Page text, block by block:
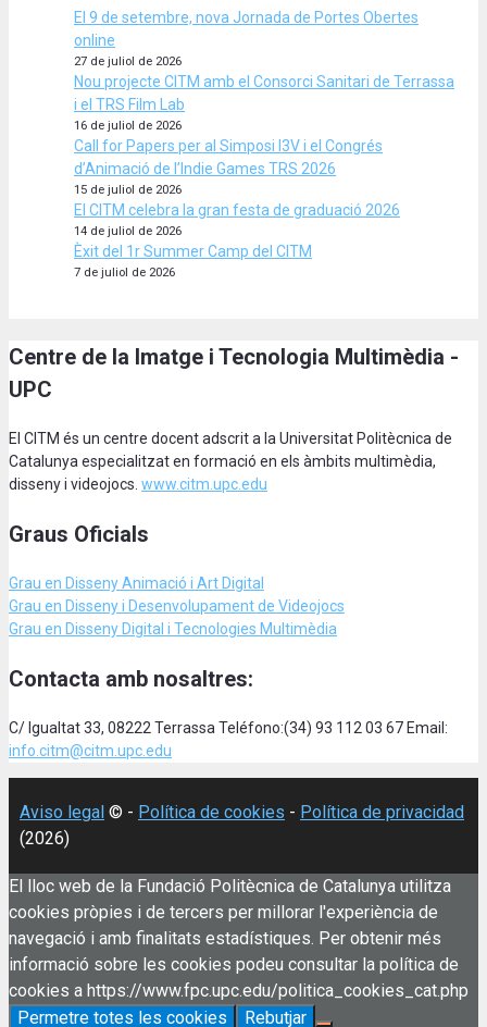
El 9 de setembre, nova Jornada de Portes Obertes
online
27 de juliol de 2026
Nou projecte CITM amb el Consorci Sanitari de Terrassa
i el TRS Film Lab
16 de juliol de 2026
Call for Papers per al Simposi I3V i el Congrés
d’Animació de l’Indie Games TRS 2026
15 de juliol de 2026
El CITM celebra la gran festa de graduació 2026
14 de juliol de 2026
Èxit del 1r Summer Camp del CITM
7 de juliol de 2026
Centre de la Imatge i Tecnologia Multimèdia -
UPC
El CITM és un centre docent adscrit a la Universitat Politècnica de
Catalunya especialitzat en formació en els àmbits multimèdia,
disseny i videojocs. www.citm.upc.edu
Graus Oficials
Grau en Disseny Animació i Art Digital
Grau en Disseny i Desenvolupament de Videojocs
Grau en Disseny Digital i Tecnologies Multimèdia
Contacta amb nosaltres:
C/ Igualtat 33, 08222 Terrassa Teléfono:(34) 93 112 03 67 Email:
info.citm@citm.upc.edu
Aviso legal © - Política de cookies - Política de privacidad
(2026)
El lloc web de la Fundació Politècnica de Catalunya utilitza
cookies pròpies i de tercers per millorar l'experiència de
navegació i amb finalitats estadístiques. Per obtenir més
informació sobre les cookies podeu consultar la política de
cookies a https://www.fpc.upc.edu/politica_cookies_cat.php
Permetre totes les cookies
Rebutjar